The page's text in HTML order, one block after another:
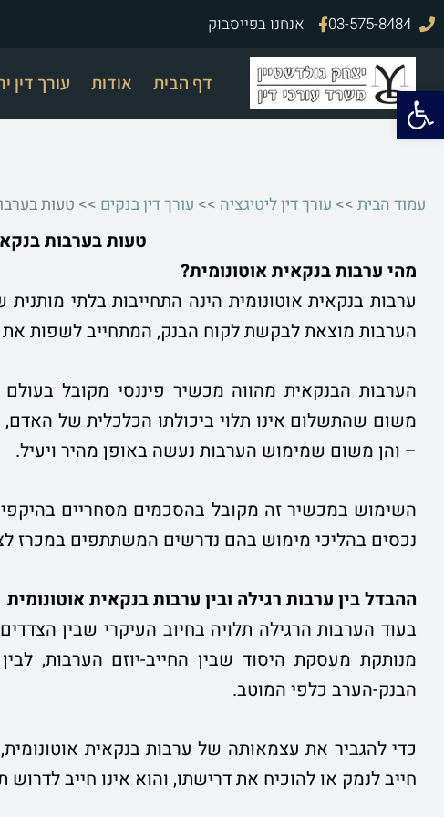
פתח סרגל נגישות
דילוג03-575-8484 אנחנו בפייסבוק
דף הבית אודות עורך דין
עמוד הבית>> עורך דין ליטיגציה >> עורך דין בנקים >> טעות
טעות בערבות
מהי ערבות בנקאית אוטונומית?
ערבות בנקאית אוטונומית הינה התחייבות בלתי
הערבות מוצאת לבקשת לקוח הבנק, המתחייב לשפות
הערבות הבנקאית מהווה מכשיר פיננסי מקובל
משום שהתשלום אינו תלוי ביכולתו הכלכלית של
– והן משום שמימוש הערבות נעשה באופן מהיר ויעיל.
השימוש במכשיר זה מקובל בהסכמים מסחריים
נכסים בהליכי מימוש בהם נדרשים המשתתפים במכרז
ההבדל בין ערבות רגילה ובין ערבות בנקאית אוטונומית
בעוד הערבות הרגילה תלויה בחיוב העיקרי שבין
מנותקת מעסקת היסוד שבין החייב-יוזם הערבות,
הבנק-הערב כלפי המוטב.
כדי להגביר את עצמאותה של ערבות בנקאית
חייב לנמק או להוכיח את דרישתו, והוא אינו חייב